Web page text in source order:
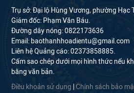
Trụ sở: Đại lộ Hùng Vương, phường Hạc
Giám đốc: Phạm Văn Báu.
Đường dây nóng: 0822173636
Email: baothanhhoadientu@gmail.com
Liên hệ Quảng cáo: 02373858885.
Cấm sao chép dưới mọi hình thức nếu
bằng văn bản.
Điều khoản sử dụng Chính sách bảo